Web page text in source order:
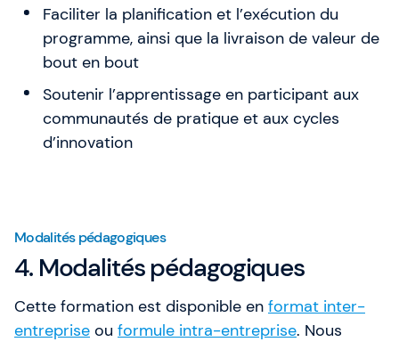
Faciliter la planification et l’exécution du
programme, ainsi que la livraison de valeur de
bout en bout
Soutenir l’apprentissage en participant aux
communautés de pratique et aux cycles
d’innovation
Modalités pédagogiques
4. Modalités pédagogiques
Cette formation est disponible en format inter-
entreprise ou formule intra-entreprise. Nous